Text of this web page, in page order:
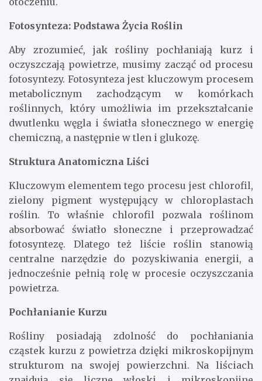
Fotosynteza: Podstawa Życia Roślin
Aby zrozumieć, jak rośliny pochłaniają kurz i
oczyszczają powietrze, musimy zacząć od procesu
fotosyntezy. Fotosynteza jest kluczowym procesem
metabolicznym zachodzącym w komórkach
roślinnych, który umożliwia im przekształcanie
dwutlenku węgla i światła słonecznego w energię
chemiczną, a następnie w tlen i glukozę.
Struktura Anatomiczna Liści
Kluczowym elementem tego procesu jest chlorofil,
zielony pigment występujący w chloroplastach
roślin. To właśnie chlorofil pozwala roślinom
absorbować światło słoneczne i przeprowadzać
fotosyntezę. Dlatego też liście roślin stanowią
centralne narzędzie do pozyskiwania energii, a
jednocześnie pełnią rolę w procesie oczyszczania
powietrza.
Pochłanianie Kurzu
Rośliny posiadają zdolność do pochłaniania
cząstek kurzu z powietrza dzięki mikroskopijnym
strukturom na swojej powierzchni. Na liściach